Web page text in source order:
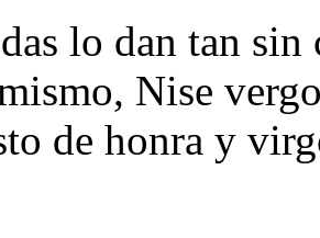
lo dan tan sin
Nise
de honra y